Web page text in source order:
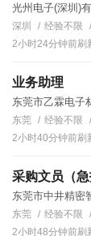
光州电子(深圳)
深圳 经验不限
2小时24分钟前刷
业务助理
东莞市乙霖电子
东莞 经验不限
2小时40分钟前刷
采购文员（急
东莞市中井精密
东莞 经验不限
2小时48分钟前刷